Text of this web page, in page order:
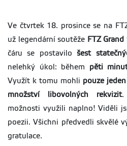
Ve čtvrtek 18. prosince se na
už legendární soutěže FTZ
čáru se postavilošest
nelehký úkol: během pěti
Využít k tomu mohli pouze
množství libovolných rekvizit.
možnosti využili naplno! Viděli
poezii. Všichni předvedli skvělé
gratulace.